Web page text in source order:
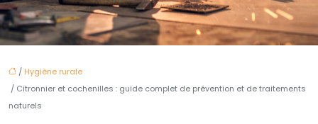
/ Hygiène rurale
/ Citronnier et cochenilles : guide complet de prévention et de traitements
naturels